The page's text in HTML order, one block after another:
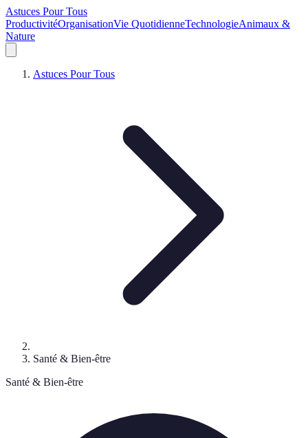
Astuces Pour Tous
ProductivitéOrganisationVie QuotidienneTechnologieAnimaux &
Nature
Astuces Pour Tous
Santé & Bien-être
Santé & Bien-être